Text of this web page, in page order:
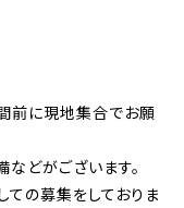
前に現地集合でお願
どがございます。
ての募集をしておりま